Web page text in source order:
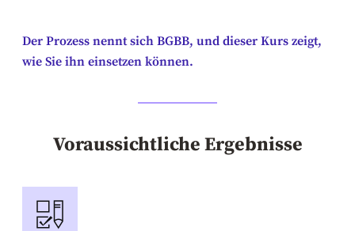
Der Prozess nennt sich BGBB, und dieser Kurs zeigt,
wie Sie ihn einsetzen können.
Voraussichtliche Ergebnisse